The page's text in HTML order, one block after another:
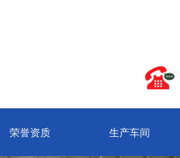
荣誉资质 生产车间